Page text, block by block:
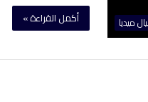
ميديا
أكمل القراءة »